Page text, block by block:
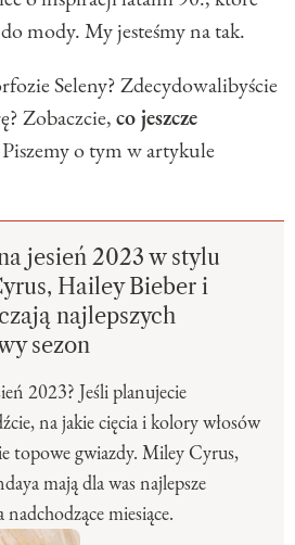
mody. My jesteśmy na tak.
Seleny? Zdecydowalibyście
Zobaczcie,co jeszcze
o tym w artykule
jesień 2023 w stylu
Hailey Bieber i
najlepszych
sezon
2023? Jeśli planujecie
na jakie cięcia i kolory włosów
topowe gwiazdy. Miley Cyrus,
mają dla was najlepsze
miesiące.